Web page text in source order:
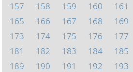
157
158 159 160 161
165
166 167 168 169
173
174 175 176 177
181
182 183 184 185
189
190 191 192 193